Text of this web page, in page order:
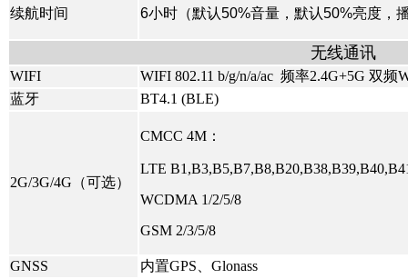
续航时间 6小时（默认50%音量，默认50%亮度，
无线通讯
WIFI
WIFI 802.11 b/g/n/a/ac 频率2.4G+5G 双频
蓝牙
BT4.1 (BLE)
2G/3G/4G（可选）
CMCC 4M：
LTE
WCDMA 1/2/5/8
GSM 2/3/5/8
GNSS
内置GPS、Glonass